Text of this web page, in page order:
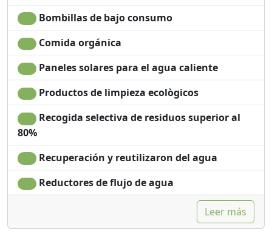
Bombillas de bajo consumo
Comida orgánica
Paneles solares para el agua caliente
Productos de limpieza ecològicos
Recogida selectiva de residuos superior al
80%
Recuperación y reutilizaron del agua
Reductores de flujo de agua
Leer más